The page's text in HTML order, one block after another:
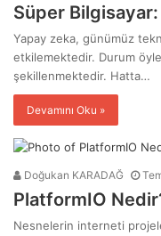
Süper
Yapay zeka, günümüz
etkilemektedir. Durum
şekillenmektedir. Hatta…
Devamını Oku »
Doğukan KARADAĞ
PlatformIO
Nesnelerin interneti